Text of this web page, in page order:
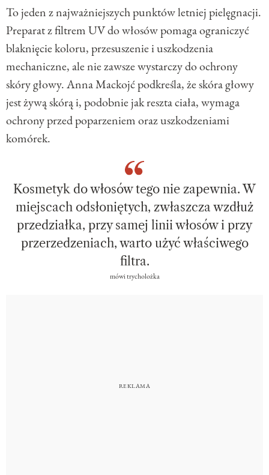
To jeden z najważniejszych punktów letniej pielęgnacji.
Preparat z filtrem UV do włosów pomaga ograniczyć
blaknięcie koloru, przesuszenie i uszkodzenia
mechaniczne, ale nie zawsze wystarczy do ochrony
skóry głowy. Anna Mackojć podkreśla, że skóra głowy
jest żywą skórą i, podobnie jak reszta ciała, wymaga
ochrony przed poparzeniem oraz uszkodzeniami
komórek.
Kosmetyk do włosów tego nie zapewnia. W
miejscach odsłoniętych, zwłaszcza wzdłuż
przedziałka, przy samej linii włosów i przy
przerzedzeniach, warto użyć właściwego
filtra.
mówi trycholożka